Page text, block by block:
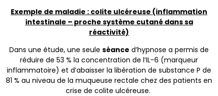
Exemple de maladie : colite ulcéreuse (inflammation
intestinale – proche système cutané dans sa
réactivité)
Dans une étude, une seule séance d’hypnose a permis de
réduire de 53 % la concentration de l’IL-6 (marqueur
inflammatoire) et d’abaisser la libération de substance P de
81 % au niveau de la muqueuse rectale chez des patients en
crise de colite ulcéreuse.